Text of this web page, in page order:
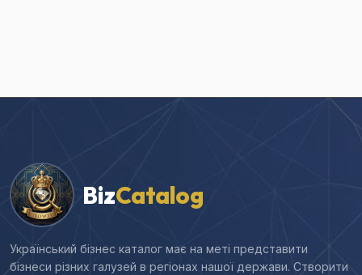
BizCatalog
Український бізнес каталог має на меті представити
бізнеси різних галузей в регіонах нашої держави. Створити